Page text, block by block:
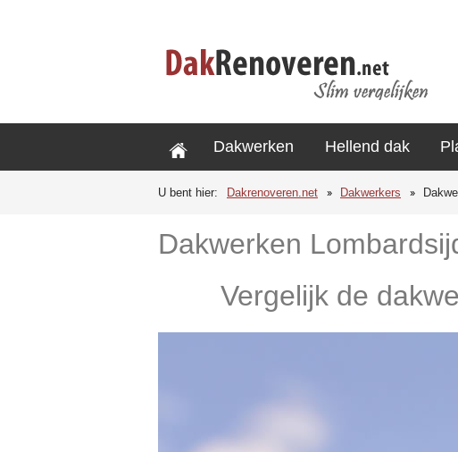
Dakwerken Hellend dak
U bent hier: Dakrenoveren.net Dakwerkers
Dakwerken
Vergelijk de